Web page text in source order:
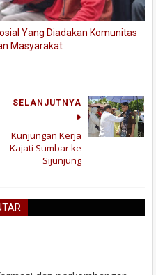
Yang Diadakan Komunitas
Masyarakat
SELANJUTNYA
Kunjungan Kerja
Kajati Sumbar ke
Sijunjung